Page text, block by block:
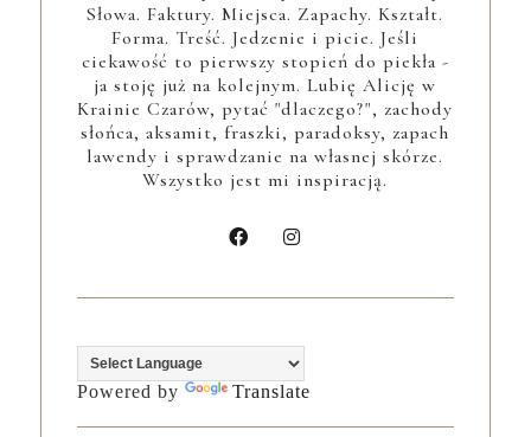
Słowa. Faktury. Miejsca. Zapachy. Kształt.
Forma. Treść. Jedzenie i picie. Jeśli
ciekawość to pierwszy stopień do piekła -
ja stoję już na kolejnym. Lubię Alicję w
Krainie Czarów, pytać "dlaczego?", zachody
słońca, aksamit, fraszki, paradoksy, zapach
lawendy i sprawdzanie na własnej skórze.
Wszystko jest mi inspiracją.
Powered by Translate